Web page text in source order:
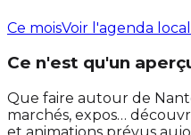
Ce moisVoir l'agenda local
Ce n'est qu'un
Que faire autour de
marchés, expos…